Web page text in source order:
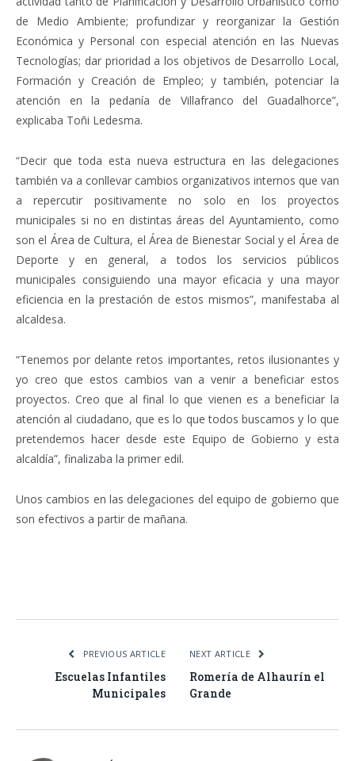
de Medio Ambiente; profundizar y reorganizar la Gestión
Económica y Personal con especial atención en las Nuevas
Tecnologías; dar prioridad a los objetivos de Desarrollo Local,
Formación y Creación de Empleo; y también, potenciar la
atención en la pedanía de Villafranco del Guadalhorce”,
explicaba Toñi Ledesma.
“Decir que toda esta nueva estructura en las delegaciones
también va a conllevar cambios organizativos internos que van
a repercutir positivamente no solo en los proyectos
municipales si no en distintas áreas del Ayuntamiento, como
son el Área de Cultura, el Área de Bienestar Social y el Área de
Deporte y en general, a todos los servicios públicos
municipales consiguiendo una mayor eficacia y una mayor
eficiencia en la prestación de estos mismos”, manifestaba al
alcaldesa.
“Tenemos por delante retos importantes, retos ilusionantes y
yo creo que estos cambios van a venir a beneficiar estos
proyectos. Creo que al final lo que vienen es a beneficiar la
atención al ciudadano, que es lo que todos buscamos y lo que
pretendemos hacer desde este Equipo de Gobierno y esta
alcaldía”, finalizaba la primer edil.
Unos cambios en las delegaciones del equipo de gobierno que
son efectivos a partir de mañana.
PREVIOUS ARTICLE
Escuelas Infantiles
Municipales
NEXT ARTICLE
Romería de Alhaurín el
Grande